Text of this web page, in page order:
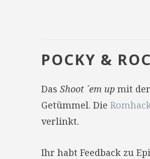
POCKY &
Das Shoot ´em up mit
Getümmel. Die
verlinkt.
Ihr habt Feedback zu